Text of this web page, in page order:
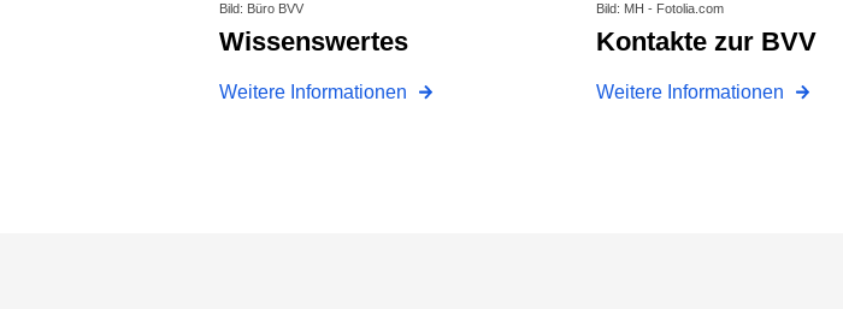
Bild: Büro BVV
Wissenswertes
Weitere Informationen
Bild: MH - Fotolia.com
Kontakte zur BVV
Weitere Informationen